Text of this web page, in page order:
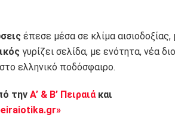
έπεσε μέσα σε κλίμα
γυρίζει σελίδα, με ενότητα, νέα
ελληνικό ποδόσφαιρο.
την Α’ & Β’ Πειραιά και